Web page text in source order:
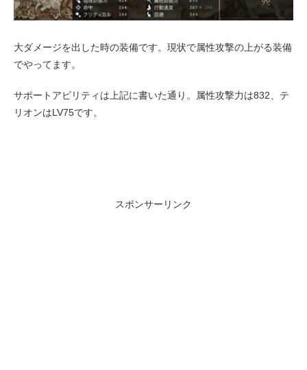
大ダメージを出した時の装備です。現状で属性攻撃の上がる装備
でやってます。
サポートアビリティは上記に書いた通り。属性攻撃力は832、テ
リオンはLV75です。
スポンサーリンク